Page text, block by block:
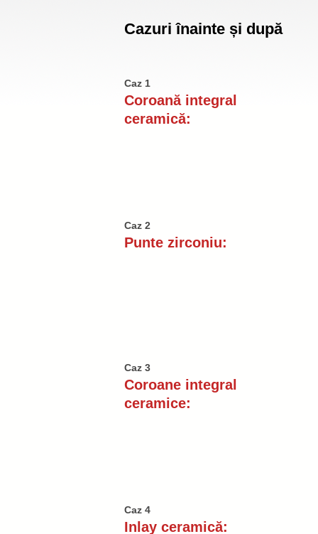
Cazuri înainte și după
Caz 1
Coroană integral
ceramică:
Caz 2
Punte zirconiu:
Caz 3
Coroane integral
ceramice:
Caz 4
Inlay ceramică: